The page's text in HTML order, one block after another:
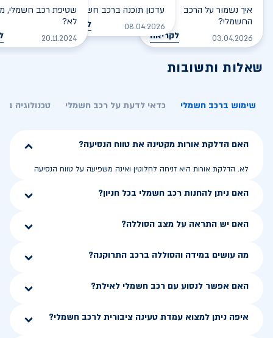
איך נשמור על הרכב
החשמלי?
03.04.2026 לקריאה
עדכון תוכנה ברכב חשמלי
08.04.2026 לקריאה
שטיפת רכב חשמלי,
לא?
20.11.2024
שאלות ותשובות
שימוש ברכב חשמלי כדאי לדעת על רכב חשמלי טכנולוגיה
האם הדלקת אורות מקטינה את טווח הנסיעה?
לא. הדלקת אורות היא זניחה לחלוטין ואינה משפיעה על טווח הנסיעה
האם ניתן להחנות רכב חשמלי בכל חניון?
האם יש התראה על מצב הסוללה?
מה עושים במידה והסוללה ברכב התרוקנה?
האם אפשר לנסוע עם רכב חשמלי לאילת?
איפה ניתן למצוא עמדת טעינה ציבורית לרכב חשמלי?